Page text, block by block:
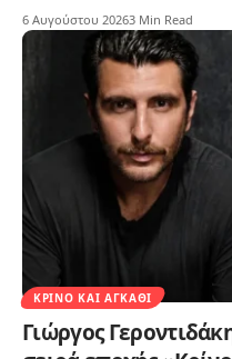
6 Αυγούστου 20263 Min Read
ΚΡΊΝΟ ΚΑΙ ΑΓΚΆΘΙ
Γιώργος